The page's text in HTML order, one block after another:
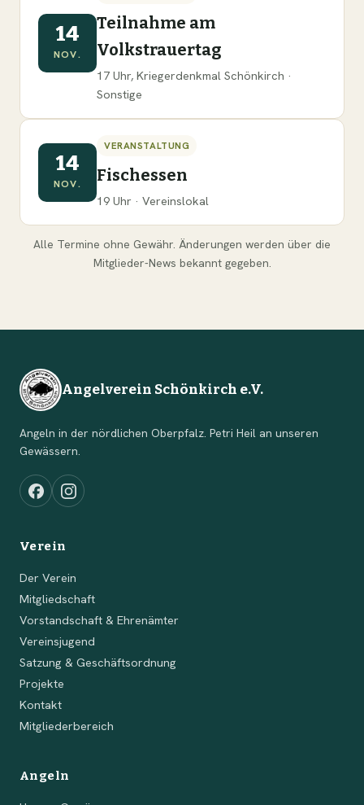
14
NOV.
Teilnahme am
Volkstrauertag
17 Uhr, Kriegerdenkmal Schönkirch ·
Sonstige
14
NOV.
VERANSTALTUNG
Fischessen
19 Uhr · Vereinslokal
Alle Termine ohne Gewähr. Änderungen werden über die
Mitglieder-News bekannt gegeben.
Angelverein Schönkirch e.V.
Angeln in der nördlichen Oberpfalz. Petri Heil an unseren
Gewässern.
Verein
Der Verein
Mitgliedschaft
Vorstandschaft & Ehrenämter
Vereinsjugend
Satzung & Geschäftsordnung
Projekte
Kontakt
Mitgliederbereich
Angeln